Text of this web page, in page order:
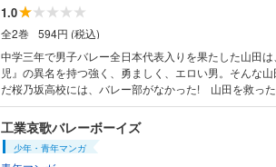
1.0
全2巻
594円 (税込)
中学三年で男子バレー全日本代表入りを果たした山田
児』の異名を持つ強く、勇ましく、エロい男。そんな
だ桜乃坂高校には、バレー部がなかった! 山田を救っ
レー同好会! デカクくて可愛くて面白いバレー女子た
画になりました!
工業哀歌バレーボーイズ
少年・青年マンガ